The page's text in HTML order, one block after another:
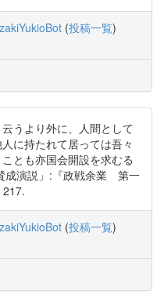
(投稿一覧)
うより外に、人間として
に持たれて居っては吾々
とも亦国会開設を求むる
成演説」:『政戦余業 第一
(投稿一覧)